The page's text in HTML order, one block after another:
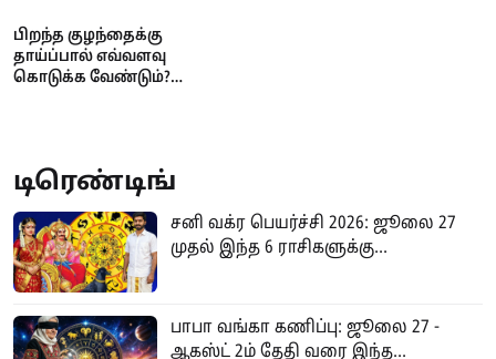
பிறந்த குழந்தைக்கு
தாய்ப்பால் எவ்வளவு
கொடுக்க வேண்டும்?
டிரெண்டிங்
சனி வக்ர பெயர்ச்சி 2026: ஜூலை 27
முதல் இந்த 6 ராசிகளுக்கு...
பாபா வங்கா கணிப்பு: ஜூலை 27 -
ஆகஸ்ட் 2ம் தேதி வரை இந்த...